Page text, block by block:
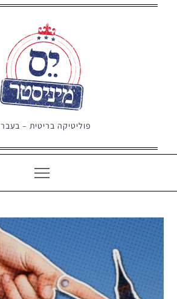
פוליטיקה בריטית –